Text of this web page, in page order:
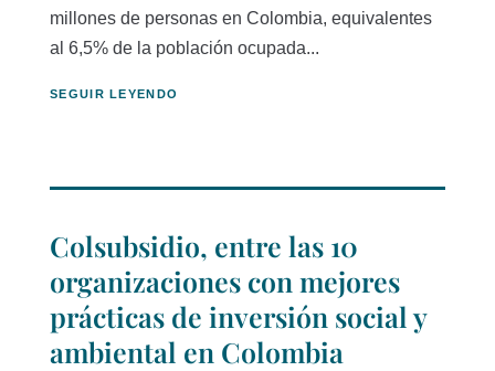
millones de personas en Colombia, equivalentes
al 6,5% de la población ocupada...
SEGUIR LEYENDO
Colsubsidio, entre las 10
organizaciones con mejores
prácticas de inversión social y
ambiental en Colombia